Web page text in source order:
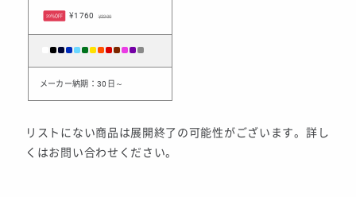
20%OFF ¥1760 ¥2200
メーカー納期：30日～
リストにない商品は展開終了の可能性がございます。詳し
くはお問い合わせください。